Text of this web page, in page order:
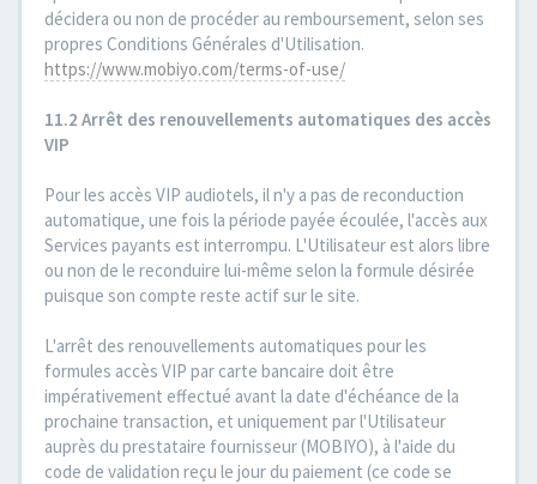
décidera ou non de procéder au remboursement, selon ses
propres Conditions Générales d'Utilisation.
https://www.mobiyo.com/terms-of-use/
11.2 Arrêt des renouvellements automatiques des accès
VIP
Pour les accès VIP audiotels, il n'y a pas de reconduction
automatique, une fois la période payée écoulée, l'accès aux
Services payants est interrompu. L'Utilisateur est alors libre
ou non de le reconduire lui-même selon la formule désirée
puisque son compte reste actif sur le site.
L'arrêt des renouvellements automatiques pour les
formules accès VIP par carte bancaire doit être
impérativement effectué avant la date d'échéance de la
prochaine transaction, et uniquement par l'Utilisateur
auprès du prestataire fournisseur (MOBIYO), à l'aide du
code de validation reçu le jour du paiement (ce code se